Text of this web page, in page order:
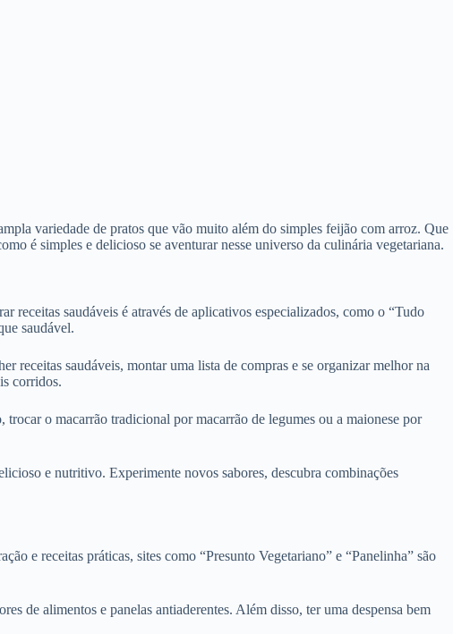
variedade de pratos que vão muito além do simples feijão com arroz. Que
é simples e delicioso se aventurar nesse universo da culinária vegetariana.
receitas saudáveis é através de aplicativos especializados, como o “Tudo
saudável.
receitas saudáveis, montar uma lista de compras e se organizar melhor na
corridos.
o macarrão tradicional por macarrão de legumes ou a maionese por
e nutritivo. Experimente novos sabores, descubra combinações
e receitas práticas, sites como “Presunto Vegetariano” e “Panelinha” são
de alimentos e panelas antiaderentes. Além disso, ter uma despensa bem